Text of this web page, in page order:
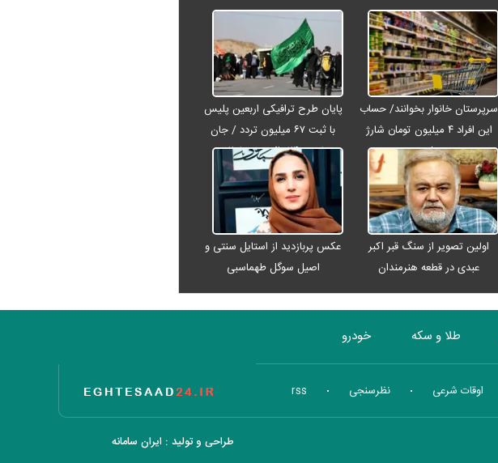
سرپرستان خانوار بخوانند/ حساب
این افراد ۴ میلیون تومان شارژ
شد
پایان طرح ترافیکی اربعین پلیس
با ثبت ۶۷ میلیون تردد / جان
باختن ۲۴ زائر در تصادفات
اربعینی
اولین تصویر از سنگ قبر اکبر
عبدی در قطعه هنرمندان
عکس پربازدید از استایل سنتی و
اصیل سوگل طهماسبی
طلا و سکه خودرو
منهای اقتصاد تاریخ اقتصاد اوقات شرعی نظرسنجی rss
طراحی و تولید : ایران سامانه